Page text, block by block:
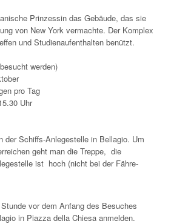
Prinzessin das Gebäude, das sie
von New York vermachte. Der Komplex
und Studienaufenthalten benützt.
werden)
pro Tag
Uhr
der Schiffs-Anlegestelle in Bellagio. Um
geht man die Treppe, die
ist hoch (nicht bei der Fähre-
vor dem Anfang des Besuches
in Piazza della Chiesa anmelden.